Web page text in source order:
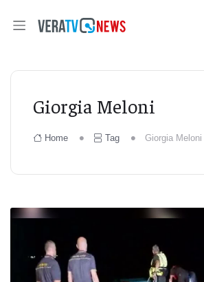
Giorgia Meloni
Home Tag Giorgia Meloni